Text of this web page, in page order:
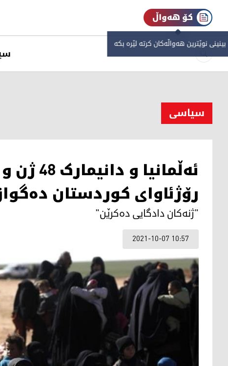
کۆ هەواڵ
نوێترین هەواڵەکان کرتە لێرە بکە
سیاسی
رۆژئاوای کوردستان
"ژنەکان دادگایی دەکرێن"
2021-10-07 10:57